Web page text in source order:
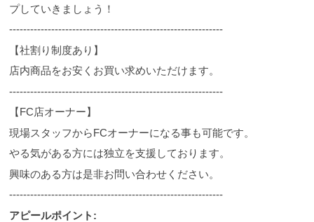
プしていきましょう！
-------------------------------------------------------------
【社割り制度あり】
店内商品をお安くお買い求めいただけます。
-------------------------------------------------------------
【FC店オーナー】
現場スタッフからFCオーナーになる事も可能です。
やる気がある方には独立を支援しております。
興味のある方は是非お問い合わせください。
-------------------------------------------------------------
アピールポイント: